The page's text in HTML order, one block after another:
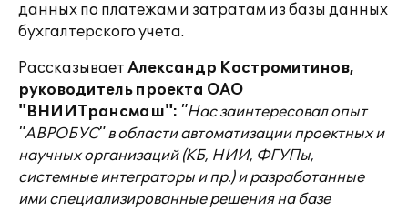
данных по платежам и затратам из базы данных
бухгалтерского учета.
Рассказывает Александр Костромитинов,
руководитель проекта ОАО
"ВНИИТрансмаш": "Нас заинтересовал опыт
"АВРОБУС" в области автоматизации проектных и
научных организаций (КБ, НИИ, ФГУПы,
системные интеграторы и пр.) и разработанные
ими специализированные решения на базе